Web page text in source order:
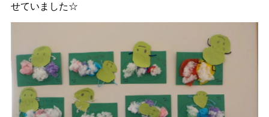
せていました☆